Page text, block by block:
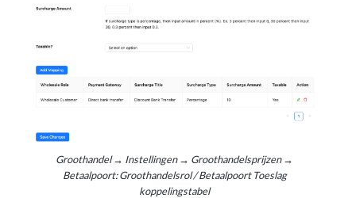
Groothandel → Instellingen → Groothandelsprijzen →
Betaalpoort: Groothandelsrol / Betaalpoort Toeslag
koppelingstabel